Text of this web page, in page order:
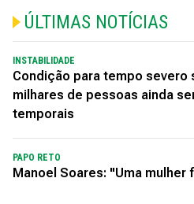
ÚLTIMAS NOTÍCIAS
INSTABILIDADE
Condição para tempo severo
milhares de pessoas ainda
temporais
PAPO RETO
Manoel Soares: "Uma mulher